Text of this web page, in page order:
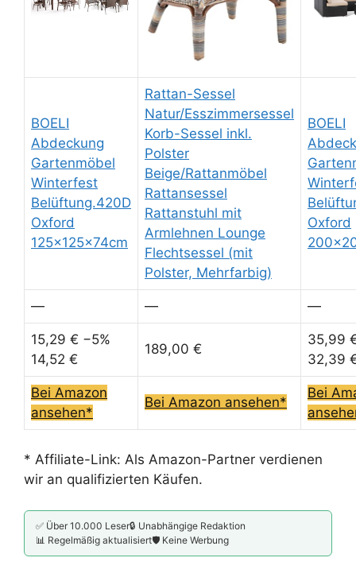
BOELI
Abdeckung
Gartenmöbel
Winterfest
Belüftung.420D
Oxford
125x125x74cm
Rattan-Sessel
Natur/Esszimmersessel
Korb-Sessel inkl.
Polster
Beige/Rattanmöbel
Rattansessel
Rattanstuhl mit
Armlehnen Lounge
Flechtsessel (mit
Polster, Mehrfarbig)
BOELI
Oxford
— — —
15,29 € −5%
14,52 €
189,00 €
35,99
32,39
Bei Amazon
ansehen*
Bei Amazon ansehen*
Bei
* Affiliate-Link: Als Amazon-Partner verdienen
wir an qualifizierten Käufen.
✅ Über 10.000 Leser🔒 Unabhängige Redaktion
📊 Regelmäßig aktualisiert🛡️ Keine Werbung